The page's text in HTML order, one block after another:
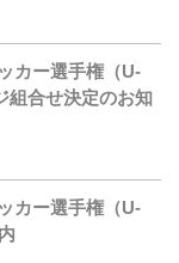
カー選手権（U-
合せ決定のお知
カー選手権（U-